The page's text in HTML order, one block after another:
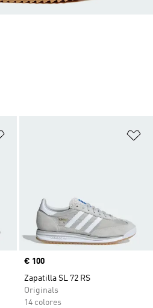
Precio
€ 100
Zapatilla SL 72 RS
Originals
14 colores